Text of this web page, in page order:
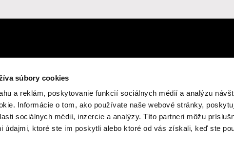
súbory cookies
a reklám, poskytovanie funkcií sociálnych médií a analýzu
Informácie o tom, ako používate naše webové stránky,
sociálnych médií, inzercie a analýzy. Títo partneri môžu
údajmi, ktoré ste im poskytli alebo ktoré od vás získali, keď ste